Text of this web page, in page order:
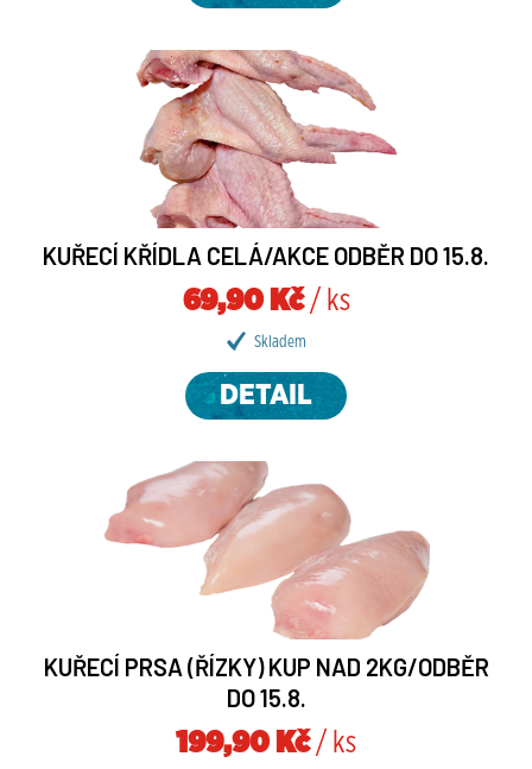
KUŘECÍ KŘÍDLA CELÁ/AKCE ODBĚR DO 15.8.
69,90 Kč/ ks
Skladem
DETAIL
KUŘECÍ PRSA (ŘÍZKY) KUP NAD 2KG/ODBĚR
DO 15.8.
199,90 Kč/ ks